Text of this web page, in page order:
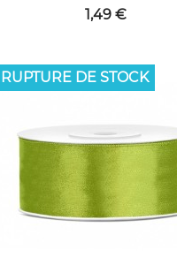
1,49 €
RUPTURE DE STOCK